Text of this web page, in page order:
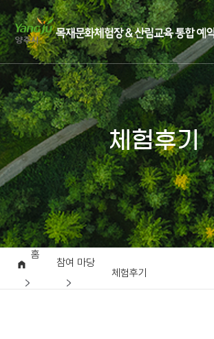
체험후기
홈
참여 마당
체험후기